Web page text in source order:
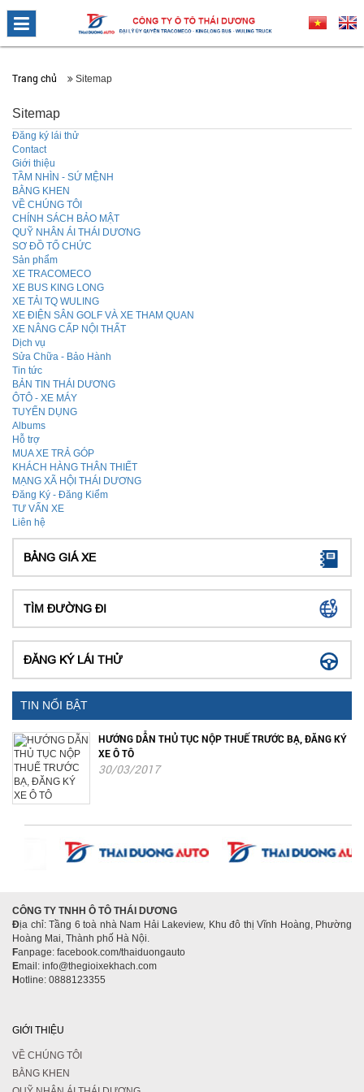
Trang chủ Sitemap
Sitemap
Đăng ký lái thử
Contact
Giới thiệu
TẦM NHÌN - SỨ MỆNH
BẰNG KHEN
VỀ CHÚNG TÔI
CHÍNH SÁCH BẢO MẬT
QUỸ NHÂN ÁI THÁI DƯƠNG
SƠ ĐỒ TỔ CHỨC
Sản phẩm
XE TRACOMECO
XE BUS KING LONG
XE TẢI TQ WULING
XE ĐIỆN SÂN GOLF VÀ XE THAM QUAN
XE NÂNG CẤP NỘI THẤT
Dịch vụ
Sửa Chữa - Bảo Hành
Tin tức
BẢN TIN THÁI DƯƠNG
ÔTÔ - XE MÁY
TUYỂN DỤNG
Albums
Hỗ trợ
MUA XE TRẢ GÓP
KHÁCH HÀNG THÂN THIẾT
MẠNG XÃ HỘI THÁI DƯƠNG
Đăng Ký - Đăng Kiểm
TƯ VẤN XE
Liên hệ
BẢNG GIÁ XE
TÌM ĐƯỜNG ĐI
ĐĂNG KÝ LÁI THỬ
TIN NỔI BẬT
HƯỚNG DẪN THỦ TỤC NỘP THUẾ TRƯỚC BẠ, ĐĂNG KÝ
XE Ô TÔ
30/03/2017
CÔNG TY TNHH Ô TÔ THÁI DƯƠNG
Địa chỉ: Tầng 6 toà nhà Nam Hải Lakeview, Khu đô thị Vĩnh Hoàng, Phường
Hoàng Mai, Thành phố Hà Nội.
Fanpage: facebook.com/thaiduongauto
Email: info@thegioixekhach.com
H otline: 0888123355
GIỚI THIỆU
VỀ CHÚNG TÔI
BẰNG KHEN